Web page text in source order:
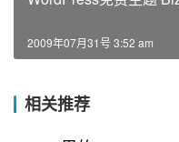
2009年07月31号 3:52 am
相关推荐